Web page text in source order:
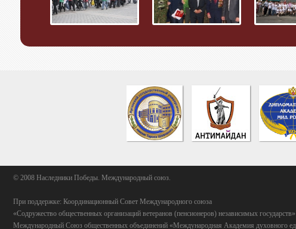
© 2008 Наследники Победы. Международный союз.
При поддержке: Координационный Совет Международного союза
«Содружество общественных организаций ветеранов (пенсионеров) независимых государств»
Международный Союз общественных объединений «Международная Академия духовного